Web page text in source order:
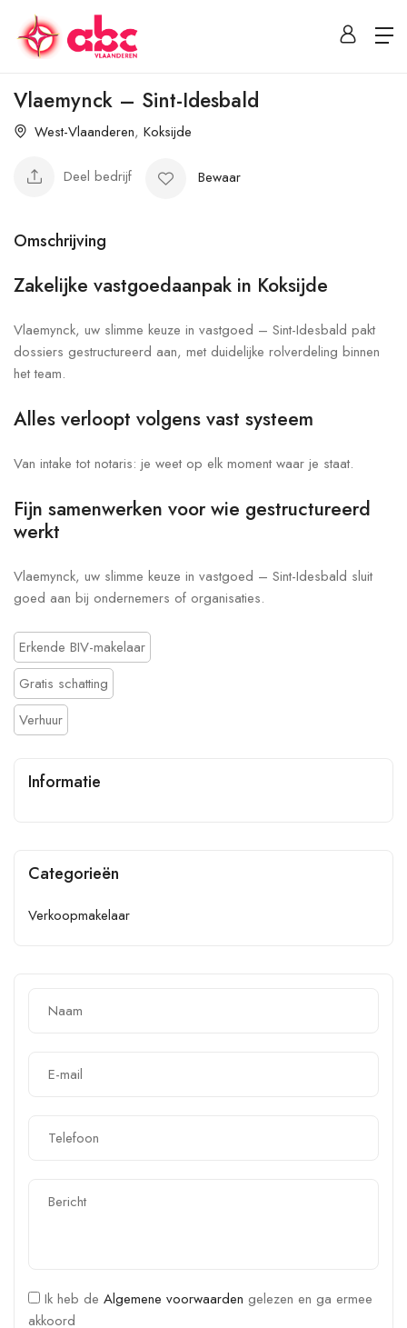
Vlaemynck – Sint-Idesbald
West-Vlaanderen, Koksijde
Deel bedrijf Bewaar
Omschrijving
Zakelijke vastgoedaanpak in Koksijde
Vlaemynck, uw slimme keuze in vastgoed – Sint-Idesbald pakt
dossiers gestructureerd aan, met duidelijke rolverdeling binnen
het team.
Alles verloopt volgens vast systeem
Van intake tot notaris: je weet op elk moment waar je staat.
Fijn samenwerken voor wie gestructureerd
werkt
Vlaemynck, uw slimme keuze in vastgoed – Sint-Idesbald sluit
goed aan bij ondernemers of organisaties.
Erkende BIV-makelaar
Gratis schatting
Verhuur
Informatie
Categorieën
Verkoopmakelaar
Ik heb de Algemene voorwaarden gelezen en ga ermee
akkoord